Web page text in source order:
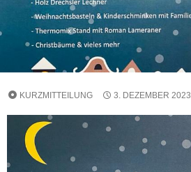
KURZMITTEILUNG 3. DEZEMBER 2023